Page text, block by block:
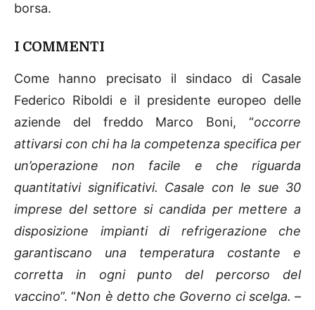
borsa.
I COMMENTI
Come hanno precisato il sindaco di Casale
Federico Riboldi e il presidente europeo delle
aziende del freddo Marco Boni, “occorre
attivarsi con chi ha la competenza specifica per
un’operazione non facile e che riguarda
quantitativi significativi. Casale con le sue 30
imprese del settore si candida per mettere a
disposizione impianti di refrigerazione che
garantiscano una temperatura costante e
corretta in ogni punto del percorso del
vaccino”. “Non è detto che Governo ci scelga. –